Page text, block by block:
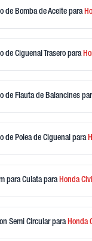
de Bomba de Aceite para
de Ciguenal Trasero para
de Flauta de Balancines
de Polea de Ciguenal para
para Culata paraHonda
Semi Circular paraHonda